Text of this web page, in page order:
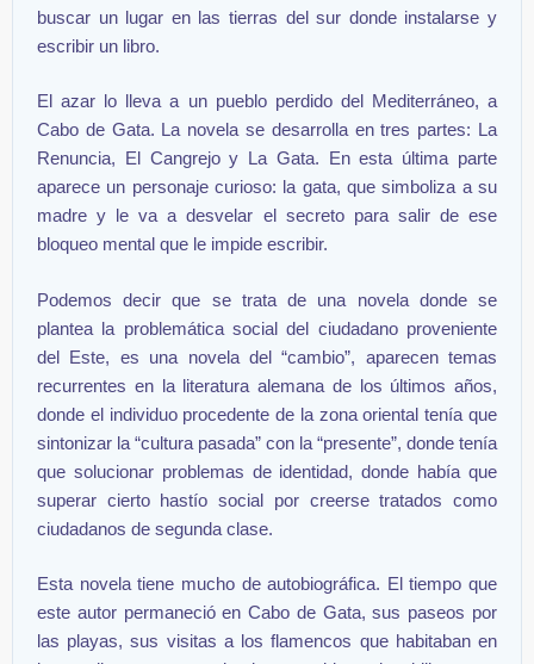
buscar un lugar en las tierras del sur donde instalarse y
escribir un libro.
El azar lo lleva a un pueblo perdido del Mediterráneo, a
Cabo de Gata. La novela se desarrolla en tres partes: La
Renuncia, El Cangrejo y La Gata. En esta última parte
aparece un personaje curioso: la gata, que simboliza a su
madre y le va a desvelar el secreto para salir de ese
bloqueo mental que le impide escribir.
Podemos decir que se trata de una novela donde se
plantea la problemática social del ciudadano proveniente
del Este, es una novela del “cambio”, aparecen temas
recurrentes en la literatura alemana de los últimos años,
donde el individuo procedente de la zona oriental tenía que
sintonizar la “cultura pasada” con la “presente”, donde tenía
que solucionar problemas de identidad, donde había que
superar cierto hastío social por creerse tratados como
ciudadanos de segunda clase.
Esta novela tiene mucho de autobiográfica. El tiempo que
este autor permaneció en Cabo de Gata, sus paseos por
las playas, sus visitas a los flamencos que habitaban en